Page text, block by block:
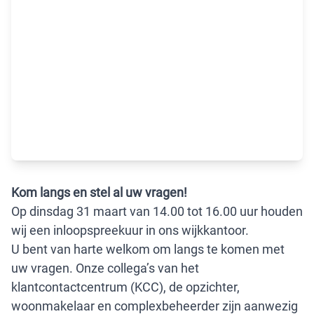
Kom langs en stel al uw vragen!
Op dinsdag 31 maart van 14.00 tot 16.00 uur houden
wij een inloopspreekuur in ons wijkkantoor.
U bent van harte welkom om langs te komen met
uw vragen. Onze collega’s van het
klantcontactcentrum (KCC), de opzichter,
woonmakelaar en complexbeheerder zijn aanwezig